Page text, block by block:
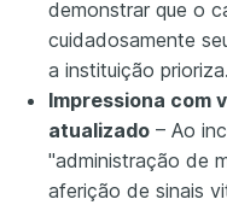
demonstrar que o
cuidadosamente
a instituição prioriza.
Impressiona com
atualizado – Ao
"administração de
aferição de sinais